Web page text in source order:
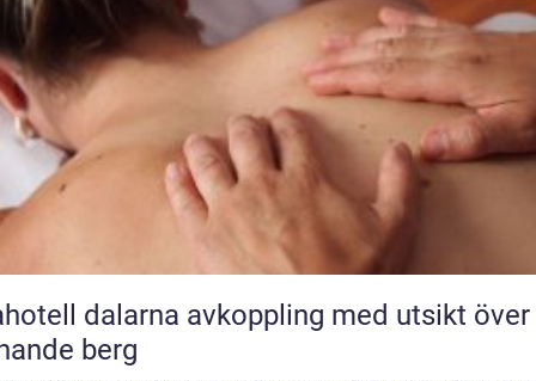
avkoppling med utsikt över
berg